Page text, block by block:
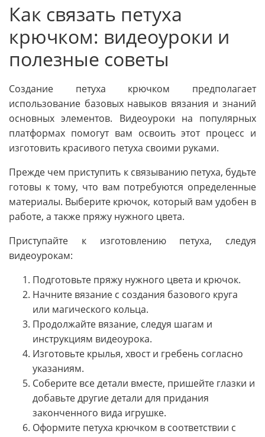
Как связать петуха
крючком: видеоуроки и
полезные советы
Создание петуха крючком предполагает
использование базовых навыков вязания и знаний
основных элементов. Видеоуроки на популярных
платформах помогут вам освоить этот процесс и
изготовить красивого петуха своими руками.
Прежде чем приступить к связыванию петуха, будьте
готовы к тому, что вам потребуются определенные
материалы. Выберите крючок, который вам удобен в
работе, а также пряжу нужного цвета.
Приступайте к изготовлению петуха, следуя
видеоурокам:
Подготовьте пряжу нужного цвета и крючок.
Начните вязание с создания базового круга
или магического кольца.
Продолжайте вязание, следуя шагам и
инструкциям видеоурока.
Изготовьте крылья, хвост и гребень согласно
указаниям.
Соберите все детали вместе, пришейте глазки и
добавьте другие детали для придания
законченного вида игрушке.
Оформите петуха крючком в соответствии с